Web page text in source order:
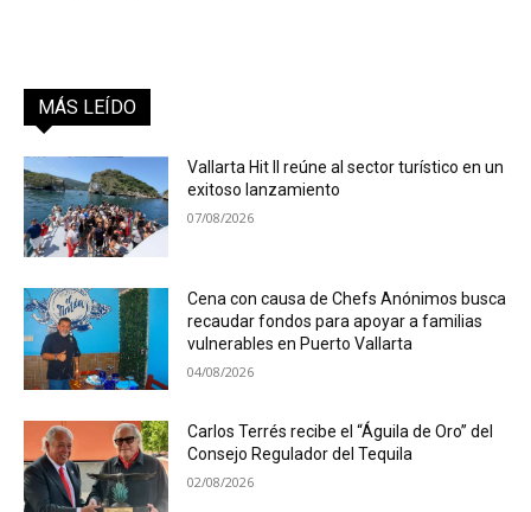
MÁS LEÍDO
Vallarta Hit II reúne al sector turístico en un
exitoso lanzamiento
07/08/2026
Cena con causa de Chefs Anónimos busca
recaudar fondos para apoyar a familias
vulnerables en Puerto Vallarta
04/08/2026
Carlos Terrés recibe el “Águila de Oro” del
Consejo Regulador del Tequila
02/08/2026